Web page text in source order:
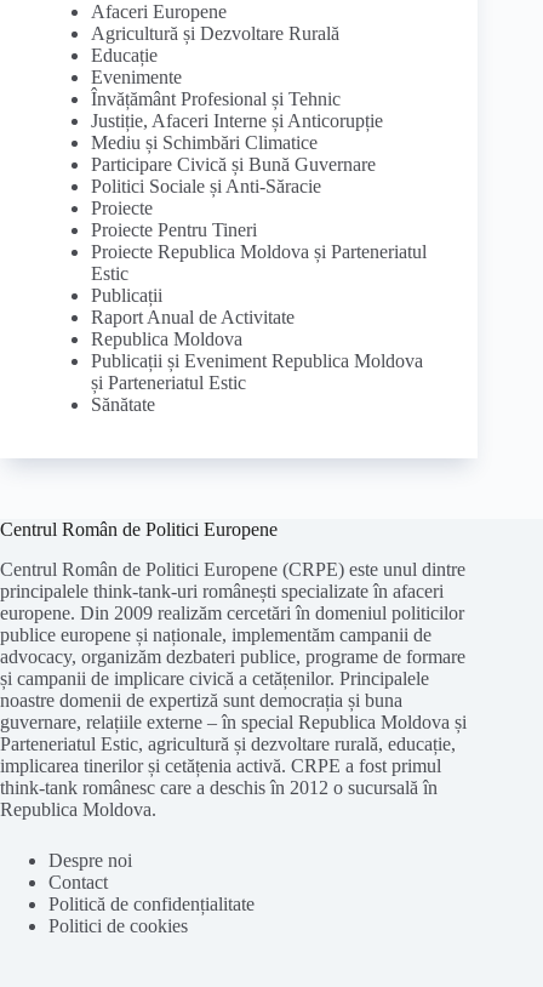
Afaceri Europene
Agricultură și Dezvoltare Rurală
Educație
Evenimente
Învățământ Profesional și Tehnic
Justiție, Afaceri Interne și Anticorupție
Mediu și Schimbări Climatice
Participare Civică și Bună Guvernare
Politici Sociale și Anti-Săracie
Proiecte
Proiecte Pentru Tineri
Proiecte Republica Moldova și Parteneriatul
Estic
Publicații
Raport Anual de Activitate
Republica Moldova
Publicații și Eveniment Republica Moldova
și Parteneriatul Estic
Sănătate
Centrul Român de Politici Europene
Centrul Român de Politici Europene (CRPE) este unul dintre
principalele think-tank-uri românești specializate în afaceri
europene. Din 2009 realizăm cercetări în domeniul politicilor
publice europene și naționale, implementăm campanii de
advocacy, organizăm dezbateri publice, programe de formare
și campanii de implicare civică a cetățenilor. Principalele
noastre domenii de expertiză sunt democrația și buna
guvernare, relațiile externe – în special Republica Moldova și
Parteneriatul Estic, agricultură și dezvoltare rurală, educație,
implicarea tinerilor și cetățenia activă. CRPE a fost primul
think-tank românesc care a deschis în 2012 o sucursală în
Republica Moldova.
Despre noi
Contact
Politică de confidențialitate
Politici de cookies